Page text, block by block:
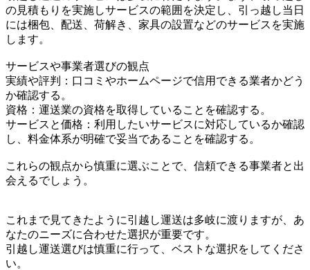
の見積もりを実施しサービスの範囲を決定し、引っ越し当日
には梱包、配送、荷解き、家具の設置などのサービスを実施
します。
サービスや事業者選びの観点
実績や評判：口コミやホームページで信用できる業者かどう
か確認する。
資格：運送業の資格を取得していることを確認する。
サービスと価格：利用したいサービスに対応しているか確認
し、料金体系が明確で妥当であることを確認する。
これらの観点から慎重に選ぶことで、信頼できる事業者と出
会えるでしょう。
これまで見てきたように引越し運送は多岐に渡りますが、あ
なたのニーズに合わせた選択が重要です。
引越し運送選びは慎重に行って、ベストな選択をしてくださ
い。